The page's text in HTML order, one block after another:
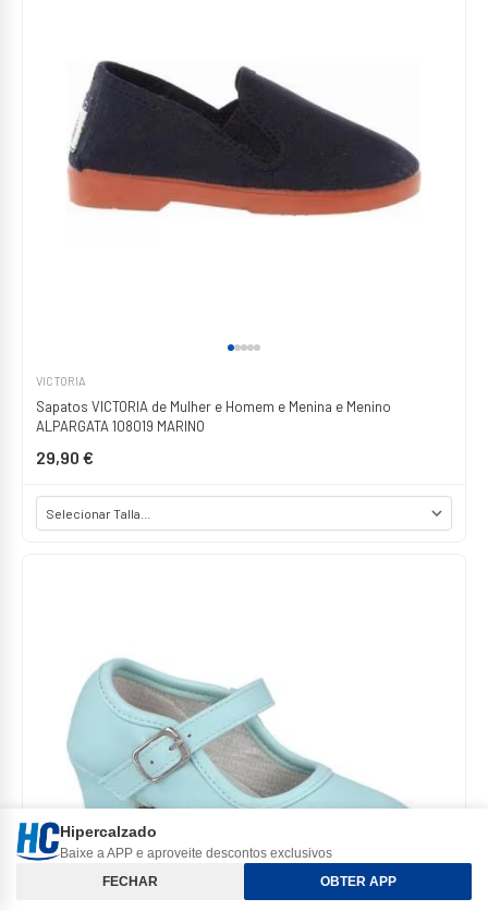
VICTORIA
Sapatos VICTORIA de Mulher e Homem e Menina e Menino
ALPARGATA 108019 MARINO
29,90 €
Classificar e Filtros
Hipercalzado
Baixe a APP e aproveite descontos exclusivos
FECHAR
OBTER APP